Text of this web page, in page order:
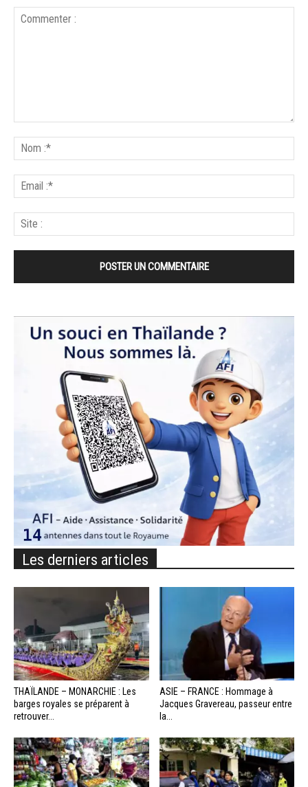
Les derniers articles
THAÏLANDE – MONARCHIE : Les
barges royales se préparent à
retrouver...
ASIE – FRANCE : Hommage à
Jacques Gravereau, passeur entre
la...